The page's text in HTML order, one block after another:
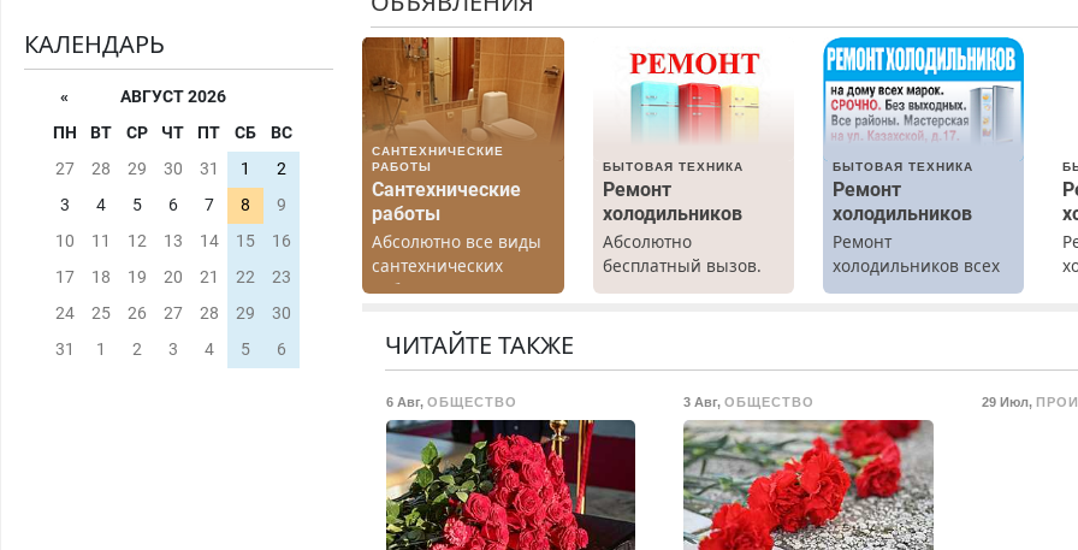
САНТЕХНИЧЕСКИЕ
РАБОТЫ
Сантехнические
работы
Абсолютно все виды
сантехнических
работ. Быстро.
Недорого.
БЫТОВАЯ ТЕХНИКА
Ремонт
холодильников
Абсолютно
бесплатный вызов.
Ремонт
выходных.
Пенсионерам –
скидки до 40%.
Мастер со стажем.
БЫТОВАЯ ТЕХНИКА
Ремонт
холодильников
Ремонт
холодильников всех
марок на дому.
ЧИТАЙТЕ ТАКЖЕ
6 Авг,ОБЩЕСТВО 3 Авг,ОБЩЕСТВО 29 Июл,
КАЛЕНДАРЬ
«
АВГУСТ 2026
ПН
ВТ СР ЧТ ПТ СБ
ВС
27
28 29 30 31 1
2
3
4 5 6 7 8
9
10
11 12 13 14 15
16
17
18 19 20 21 22
23
24
25 26 27 28 29
30
31
1 2 3 4 5 6